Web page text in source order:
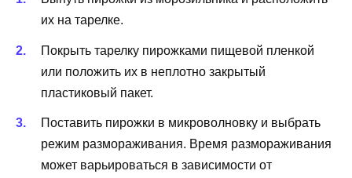
их на тарелке.
Покрыть тарелку пирожками пищевой пленкой
или положить их в неплотно закрытый
пластиковый пакет.
Поставить пирожки в микроволновку и выбрать
режим размораживания. Время размораживания
может варьироваться в зависимости от